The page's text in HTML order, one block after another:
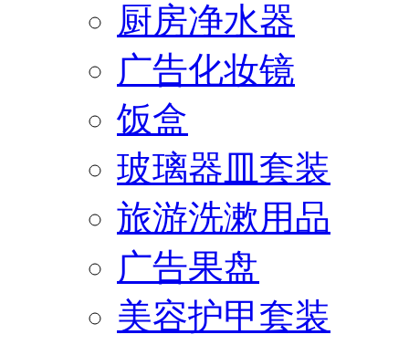
厨房净水器
广告化妆镜
饭盒
玻璃器皿套装
旅游洗漱用品
广告果盘
美容护甲套装